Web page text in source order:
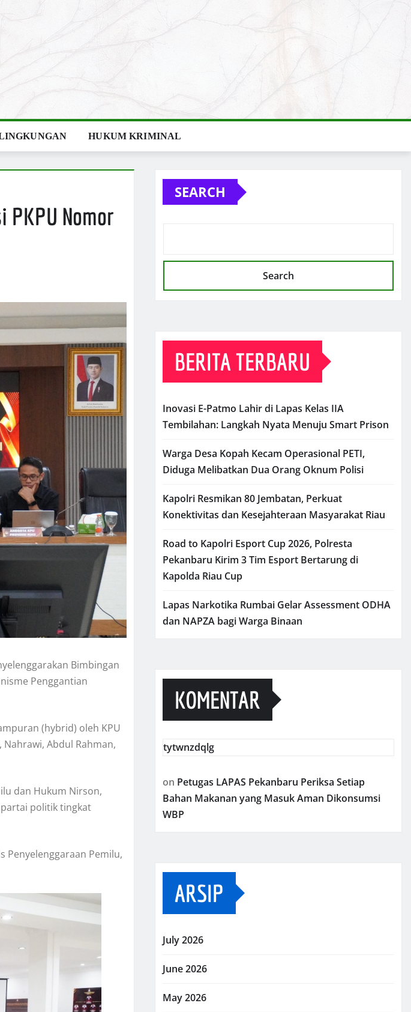
HUKUM KRIMINAL
PKPU Nomor
Bimbingan
Penggantian
(hybrid) oleh KPU
Abdul Rahman,
dan Hukum Nirson,
partai politik tingkat
Penyelenggaraan Pemilu,
SEARCH
Search
BERITA TERBARU
Inovasi E-Patmo Lahir di Lapas Kelas IIA
Tembilahan: Langkah Nyata Menuju Smart Prison
Warga Desa Kopah Kecam Operasional PETI,
Diduga Melibatkan Dua Orang Oknum Polisi
Kapolri Resmikan 80 Jembatan, Perkuat
Konektivitas dan Kesejahteraan Masyarakat Riau
Road to Kapolri Esport Cup 2026, Polresta
Pekanbaru Kirim 3 Tim Esport Bertarung di
Kapolda Riau Cup
Lapas Narkotika Rumbai Gelar Assessment ODHA
dan NAPZA bagi Warga Binaan
KOMENTAR
tytwnzdqlg
on Petugas LAPAS Pekanbaru Periksa Setiap
Bahan Makanan yang Masuk Aman Dikonsumsi
WBP
ARSIP
July 2026
June 2026
May 2026